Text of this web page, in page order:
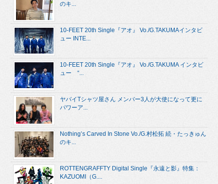
のキ...
10-FEET 20th Single『アオ』 Vo./G.TAKUMAインタビ
ュー INTE...
10-FEET 20th Single『アオ』 Vo./G.TAKUMA インタビ
ュー “...
ヤバイTシャツ屋さん メンバー3人が大使になって更に
パワーア...
Nothing’s Carved In Stone Vo./G.村松拓 続・たっきゅん
のキ...
ROTTENGRAFFTY Digital Single『永遠と影』特集：
KAZUOMI（G....